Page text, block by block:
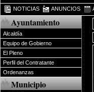
NOTICIAS
ANUNCIOS
Ayuntamiento
Alcaldía
Equipo de Gobierno
El Pleno
Perfil del Contratante
Ordenanzas
Municipio